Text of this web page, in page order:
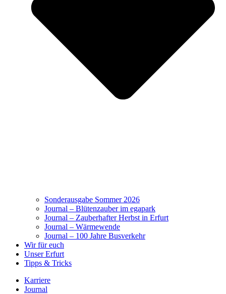
Sonderausgabe Sommer 2026
Journal – Blütenzauber im egapark
Journal – Zauberhafter Herbst in Erfurt
Journal – Wärmewende
Journal – 100 Jahre Busverkehr
Wir für euch
Unser Erfurt
Tipps & Tricks
Karriere
Journal